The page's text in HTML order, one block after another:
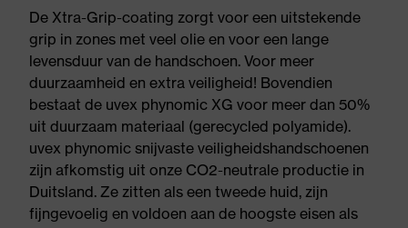
De Xtra-Grip-coating zorgt voor een uitstekende
grip in zones met veel olie en voor een lange
levensduur van de handschoen. Voor meer
duurzaamheid en extra veiligheid! Bovendien
bestaat de uvex phynomic XG voor meer dan 50%
uit duurzaam materiaal (gerecycled polyamide).
uvex phynomic snijvaste veiligheidshandschoenen
zijn afkomstig uit onze CO2-neutrale productie in
Duitsland. Ze zitten als een tweede huid, zijn
fijngevoelig en voldoen aan de hoogste eisen als